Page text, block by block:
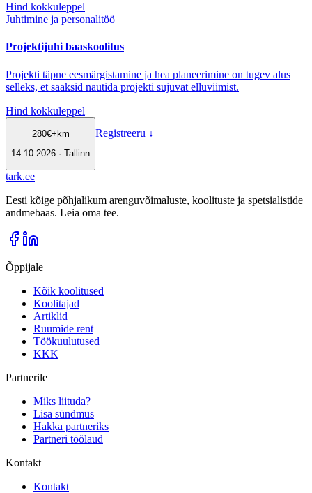
Hind kokkuleppel
Juhtimine ja personalitöö
Projektijuhi baaskoolitus
Projekti täpne eesmärgistamine ja hea planeerimine on tugev alus
selleks, et saaksid nautida projekti sujuvat elluviimist.
Hind kokkuleppel
280€+km
14.10.2026 · Tallinn
Registreeru ↓
tark.ee
Eesti kõige põhjalikum arenguvõimaluste, koolituste ja spetsialistide
andmebaas. Leia oma tee.
Õppijale
Kõik koolitused
Koolitajad
Artiklid
Ruumide rent
Töökuulutused
KKK
Partnerile
Miks liituda?
Lisa sündmus
Hakka partneriks
Partneri töölaud
Kontakt
Kontakt